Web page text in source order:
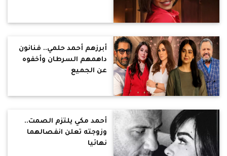
أبرزهم أحمد حلمي.. فنانون
داهمهم السرطان وأخفوه
عن الجميع
أحمد مكي يلتزم الصمت..
وزوجته تعلن انفصالهما
نهائيا